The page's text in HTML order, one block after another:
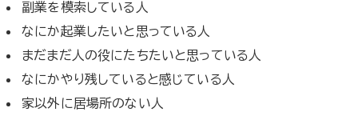
副業を模索している人
なにか起業したいと思っている人
まだまだ人の役にたちたいと思っている人
なにかやり残していると感じている人
家以外に居場所のない人